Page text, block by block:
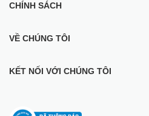
CHÍNH SÁCH
VỀ CHÚNG TÔI
KẾT NỐI VỚI CHÚNG TÔI